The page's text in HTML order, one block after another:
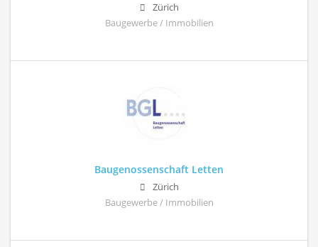
Zürich
Baugewerbe / Immobilien
Baugenossenschaft Letten
Zürich
Baugewerbe / Immobilien